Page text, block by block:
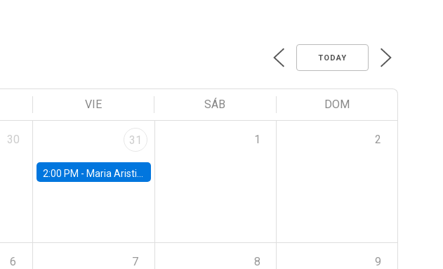
TODAY
VIE SÁB DOM
30 31
2:00 PM - Maria Aristizabal-Ramirez, FED Board
1 2
6 7 8 9